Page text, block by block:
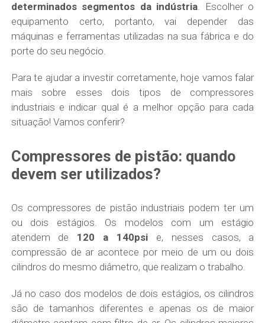
determinados segmentos da indústria. Escolher o
equipamento certo, portanto, vai depender das
máquinas e ferramentas utilizadas na sua fábrica e do
porte do seu negócio.
Para te ajudar a investir corretamente, hoje vamos falar
mais sobre esses dois tipos de compressores
industriais e indicar qual é a melhor opção para cada
situação! Vamos conferir?
Compressores de pistão: quando
devem ser utilizados?
Os compressores de pistão industriais podem ter um
ou dois estágios. Os modelos com um estágio
atendem de 120 a 140psi e, nesses casos, a
compressão de ar acontece por meio de um ou dois
cilindros do mesmo diâmetro, que realizam o trabalho.
Já no caso dos modelos de dois estágios, os cilindros
são de tamanhos diferentes e apenas os de maior